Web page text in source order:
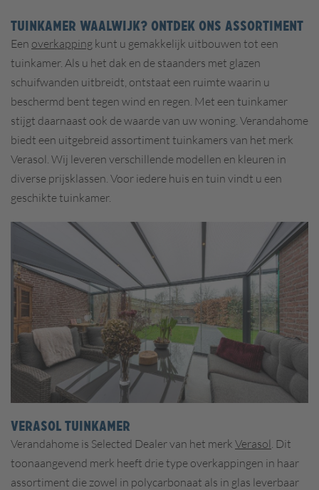
TUINKAMER WAALWIJK? ONTDEK ONS ASSORTIMENT
Een overkapping kunt u gemakkelijk uitbouwen tot een
tuinkamer. Als u het dak en de staanders met glazen
schuifwanden uitbreidt, ontstaat een ruimte waarin u
beschermd bent tegen wind en regen. Met een tuinkamer
stijgt daarnaast ook de waarde van uw woning. Verandahome
biedt een uitgebreid assortiment tuinkamers van het merk
Verasol. Wij leveren verschillende modellen en kleuren in
diverse prijsklassen. Voor iedere huis en tuin vindt u een
geschikte tuinkamer.
VERASOL TUINKAMER
Verandahome is Selected Dealer van het merk Verasol . Dit
toonaangevend merk heeft drie type overkappingen in haar
assortiment die zowel in polycarbonaat als in glas leverbaar